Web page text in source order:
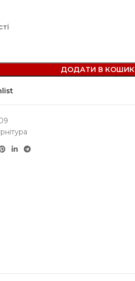
ДОДАТИ В КОШИК